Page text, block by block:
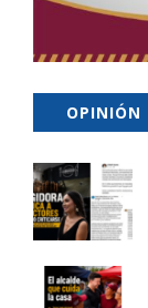
OPINIÓN